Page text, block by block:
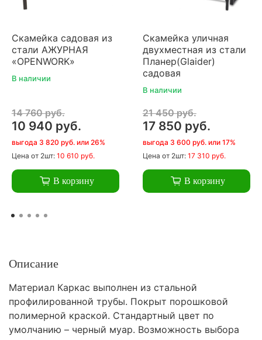
Скамейка садовая из
стали АЖУРНАЯ
«OPENWORK»
В наличии
14 760 руб.
10 940 руб.
выгода 3 820 руб. или 26%
Цена от 2шт: 10 610 руб.
В корзину
Скамейка уличная
двухместная из стали
Планер(Glaider)
садовая
В наличии
21 450 руб.
17 850 руб.
выгода 3 600 руб. или 17%
Цена от 2шт: 17 310 руб.
В корзину
Описание
Материал Каркас выполнен из стальной
профилированной трубы. Покрыт порошковой
полимерной краской. Стандартный цвет по
умолчанию – черный муар. Возможность выбора